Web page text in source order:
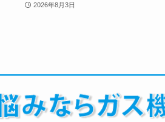
2026年8月3日